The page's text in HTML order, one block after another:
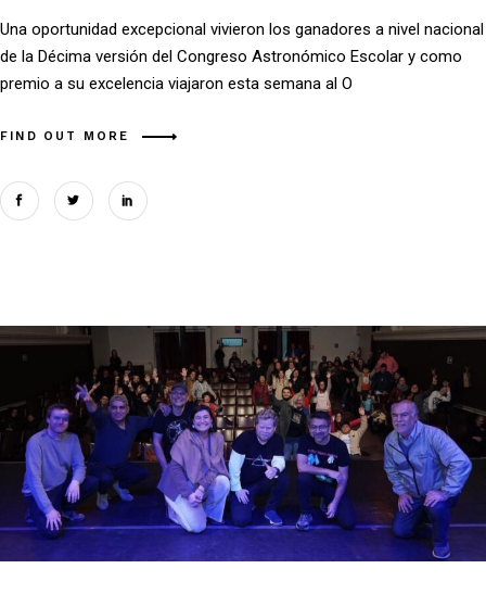
Una oportunidad excepcional vivieron los ganadores a nivel nacional
de la Décima versión del Congreso Astronómico Escolar y como
premio a su excelencia viajaron esta semana al O
FIND OUT MORE